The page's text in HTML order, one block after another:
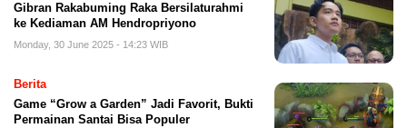
Gibran Rakabuming Raka Bersilaturahmi
ke Kediaman AM Hendropriyono
Monday, 30 June 2025 - 14:23 WIB
Berita
Game “Grow a Garden” Jadi Favorit, Bukti
Permainan Santai Bisa Populer